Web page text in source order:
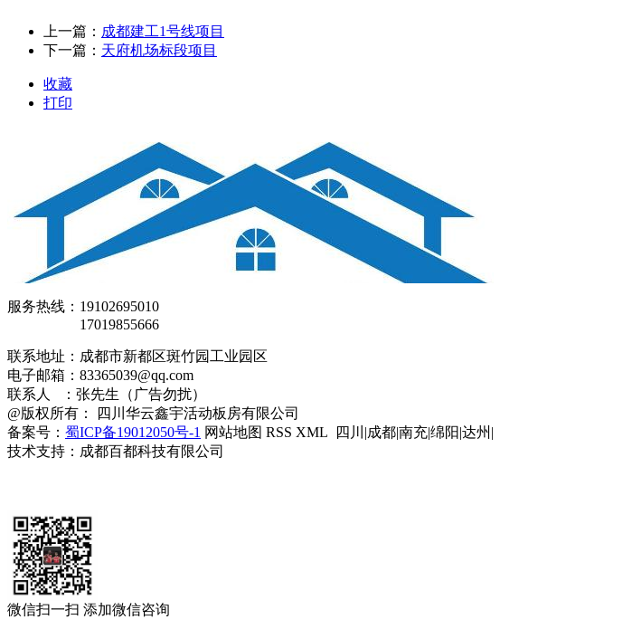
上一篇： 成都建工1号线项目
下一篇： 天府机场标段项目
收藏
打印
服务热线：19102695010
17019855666
联系地址：成都市新都区斑竹园工业园区
电子邮箱：83365039@qq.com
联系人 ：张先生（广告勿扰）
@版权所有： 四川华云鑫宇活动板房有限公司
备案号： 蜀ICP备19012050号-1 网站地图 RSS XML 四川|成都|南充|绵阳|达州|
技术支持：成都百都科技有限公司
微信扫一扫 添加微信咨询